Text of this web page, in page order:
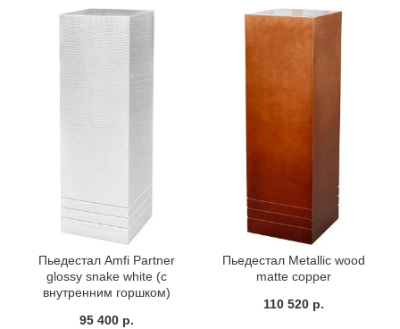
Пьедестал Amfi Partner
glossy snake white (с
внутренним горшком)
95 400 р.
Пьедестал Metallic wood
matte copper
110 520 р.